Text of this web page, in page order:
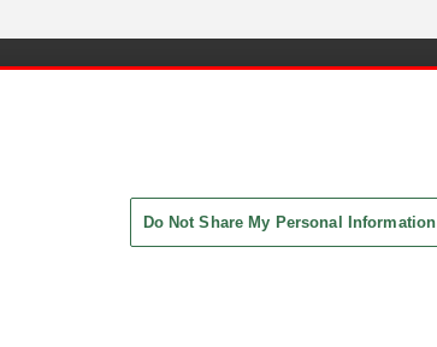
Do Not Share My Personal Information